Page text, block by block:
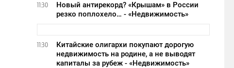
11:30
Новый антирекорд? «Крышам» в России
резко поплохело… - «Недвижимость»
11:30
Китайские олигархи покупают дорогую
недвижимость на родине, а не выводят
капиталы за рубеж - «Недвижимость»